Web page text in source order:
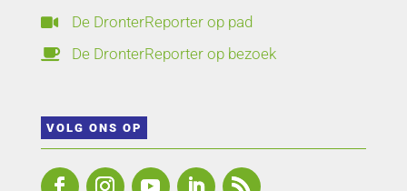
 De DronterReporter op pad
 De DronterReporter op bezoek
VOLG ONS OP